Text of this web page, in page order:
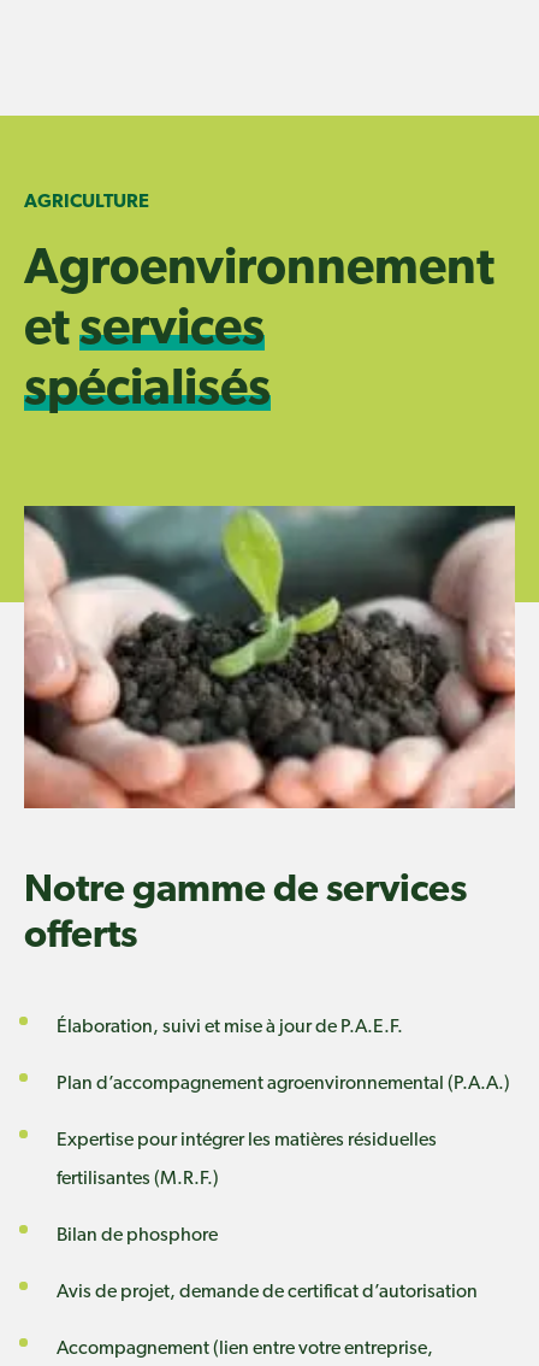
AGRICULTURE
Agroenvironnement
etservices
spécialisés
Notre gamme de services
offerts
Élaboration, suivi et mise à jour de P.A.E.F.
Plan d’accompagnement agroenvironnemental (P.A.A.)
Expertise pour intégrer les matières résiduelles
fertilisantes (M.R.F.)
Bilan de phosphore
Avis de projet, demande de certificat d’autorisation
Accompagnement (lien entre votre entreprise,